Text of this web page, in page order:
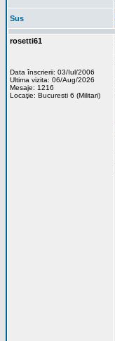
Sus
rosetti61
Data înscrierii: 03/Iul/2006
Ultima vizita: 06/Aug/2026
Mesaje: 1216
Locaţie: Bucuresti 6 (Militari)